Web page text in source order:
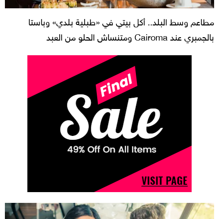
مطاعم وسط البلد.. أكل بيتي في «طبلية بلدي» وباستا
بالجمبري عند Cairoma ومتنساش الحلو من العبد